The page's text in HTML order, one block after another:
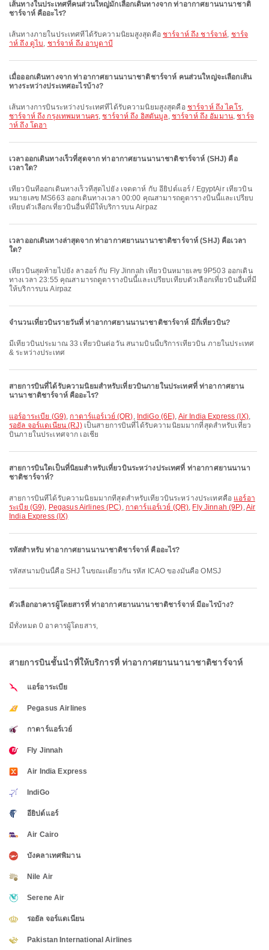
เส้นทางในประเทศที่คนส่วนใหญ่มักเลือกเดินทางจาก ท่าอากาศยานนานาชาติ
ชาร์จาห์ คืออะไร?
เส้นทางภายในประเทศที่ได้รับความนิยมสูงสุดคือชาร์จาห์ ถึง ชาร์จาห์, ชาร์จ
าห์ ถึง ดูไบ, ชาร์จาห์ ถึง อาบูดาบี
เมื่อออกเดินทางจาก ท่าอากาศยานนานาชาติชาร์จาห์ คนส่วนใหญ่จะเลือกเส้น
ทางระหว่างประเทศอะไรบ้าง?
เส้นทางการบินระหว่างประเทศที่ได้รับความนิยมสูงสุดคือ ชาร์จาห์ ถึง ไคโร,
ชาร์จาห์ ถึง กรุงเทพมหานคร,ชาร์จาห์ ถึง อิสตันบูล, ชาร์จาห์ ถึง อัมมาน,ชาร์จ
าห์ ถึง โดฮา
เวลาออกเดินทางเร็วที่สุดจาก ท่าอากาศยานนานาชาติชาร์จาห์ (SHJ) คือ
เวลาใด?
เที่ยวบินที่ออกเดินทางเร็วที่สุดไปยัง เจดดาห์ กับ อียิปต์แอร์ / EgyptAir เที่ยวบิน
หมายเลข MS663 ออกเดินทางเวลา 00:00 คุณสามารถดูตารางบินนี้และเปรียบ
เทียบตัวเลือกเที่ยวบินอื่นที่มีให้บริการบน Airpaz
เวลาออกเดินทางล่าสุดจาก ท่าอากาศยานนานาชาติชาร์จาห์ (SHJ) คือเวลา
ใด?
เที่ยวบินสุดท้ายไปยัง ลาฮอร์ กับ Fly Jinnah เที่ยวบินหมายเลข 9P503 ออกเดิน
ทางเวลา 23:55 คุณสามารถดูตารางบินนี้และเปรียบเทียบตัวเลือกเที่ยวบินอื่นที่มี
ให้บริการบน Airpaz
จำนวนเที่ยวบินรายวันที่ ท่าอากาศยานนานาชาติชาร์จาห์ มีกี่เที่ยวบิน?
มีเที่ยวบินประมาณ 33 เที่ยวบินต่อวัน สนามบินนี้บริการเที่ยวบิน ภายในประเทศ
& ระหว่างประเทศ
สายการบินที่ได้รับความนิยมสำหรับเที่ยวบินภายในประเทศที่ ท่าอากาศยาน
นานาชาติชาร์จาห์ คืออะไร?
แอร์อาระเบีย (G9), กาตาร์แอร์เวย์ (QR), IndiGo (6E), Air India Express (IX),
รอยัล จอร์แดเนียน (RJ)เป็นสายการบินที่ได้รับความนิยมมากที่สุดสำหรับเที่ยว
บินภายในประเทศจาก เอเชีย
สายการบินใดเป็นที่นิยมสำหรับเที่ยวบินระหว่างประเทศที่ ท่าอากาศยานนานา
ชาติชาร์จาห์?
สายการบินที่ได้รับความนิยมมากที่สุดสำหรับเที่ยวบินระหว่างประเทศคือ แอร์อา
ระเบีย (G9), Pegasus Airlines (PC), กาตาร์แอร์เวย์ (QR), Fly Jinnah (9P),Air
India Express (IX)
รหัสสำหรับ ท่าอากาศยานนานาชาติชาร์จาห์ คืออะไร?
รหัสสนามบินนี้คือ SHJ ในขณะเดียวกัน รหัส ICAO ของมันคือ OMSJ
ตัวเลือกอาคารผู้โดยสารที่ ท่าอากาศยานนานาชาติชาร์จาห์ มีอะไรบ้าง?
มีทั้งหมด 0 อาคารผู้โดยสาร,
สายการบินชั้นนำที่ให้บริการที่ ท่าอากาศยานนานาชาติชาร์จาห์
แอร์อาระเบีย
Pegasus Airlines
กาตาร์แอร์เวย์
Fly Jinnah
Air India Express
IndiGo
อียิปต์แอร์
Air Cairo
บังคลาเทศพิมาน
Nile Air
Serene Air
รอยัล จอร์แดเนียน
Pakistan International Airlines